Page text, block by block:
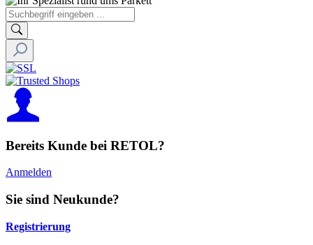
Bereits Kunde bei RETOL?
Anmelden
Sie sind Neukunde?
Registrierung